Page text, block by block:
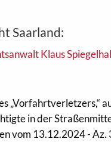
Saarland:
Klaus
„Vorfahrtverletzers,“
in der
vom 13.12.2024 -